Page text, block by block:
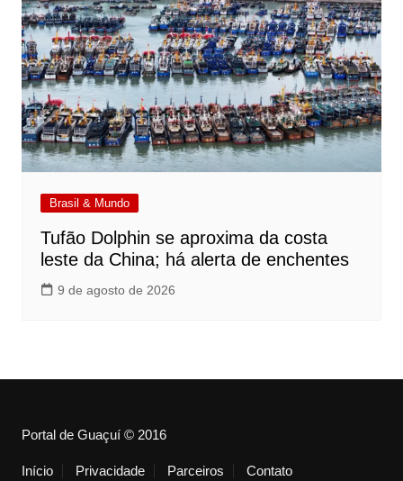
Brasil & Mundo
Tufão Dolphin se aproxima da costa
leste da China; há alerta de enchentes
9 de agosto de 2026
Portal de Guaçuí © 2016
Início Privacidade Parceiros Contato